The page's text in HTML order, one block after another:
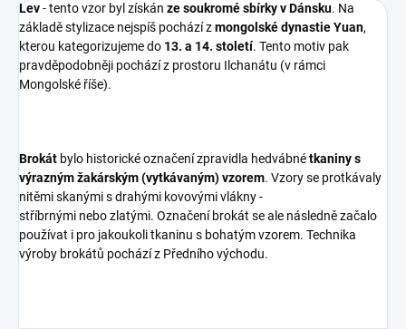
Lev- tento vzor byl získán ze soukromé sbírky v Dánsku. Na
základě stylizace nejspíš pochází zmongolské dynastie Yuan,
kterou kategorizujeme do 13. a 14. století. Tento motiv pak
pravděpodobněji pochází z prostoru Ilchanátu (v rámci
Mongolské říše).
Brokát bylo historické označení zpravidla hedvábnétkaniny s
výrazným žakárským (vytkávaným) vzorem. Vzory se protkávaly
nitěmi skanými s drahými kovovými vlákny -
stříbrnými nebo zlatými. Označení brokát se ale následně začalo
používat i pro jakoukoli tkaninu s bohatým vzorem. Technika
výroby brokátů pochází z Předního východu.